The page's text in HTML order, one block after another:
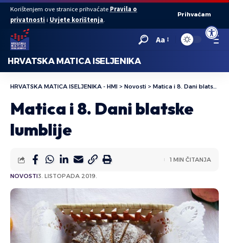
Open
Korištenjem ove stranice prihvaćate Pravila o
privatnosti i Uvjete korištenja.
Prihvaćam
Aa
HRVATSKA MATICA ISELJENIKA
HRVATSKA MATICA ISELJENIKA - HMI > Novosti > Matica i 8. Dani blatske lumblije
Matica i 8. Dani blatske
lumblije
NOVOSTI3. LISTOPADA 2019.
1 MIN ČITANJA